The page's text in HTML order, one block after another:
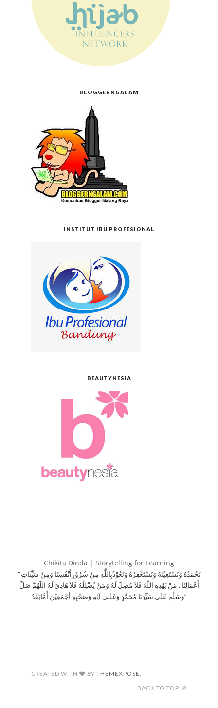
BLOGGERNGALAM
INSTITUT IBU PROFESIONAL
BEAUTYNESIA
Chikita Dinda | Storytelling for Learning
“نَحْمَدُهُ وَنَسْتَعِيْنُهُ وَنَسْتَغْفِرُهُ وَنَعُوْذُبِاللَّهِ مِنْ شُرُوْرِأَنْفُسِنَا وَمِنْ سَيِّئَاتِ
أَعْمَالِنَا . مَنْ يَهْدِهِ اللَّهُ فَلاَ مُضِلَّ لَهُ وَمَنْ يُضْلِلْهُ فَلاَ هَادِيَ لَهُ اللّهُمَّ صَلِّ
وَسَلِّم عَلَى سَيِّدِنَا مُحَمَّدٍ وَعَلَىى اَلِهِ وَصَحْبِهِ أجْمَعِيْنَ أَمَّابَعْدُ”
CREATED WITH BY THEMEXPOSE
BACK TO TOP